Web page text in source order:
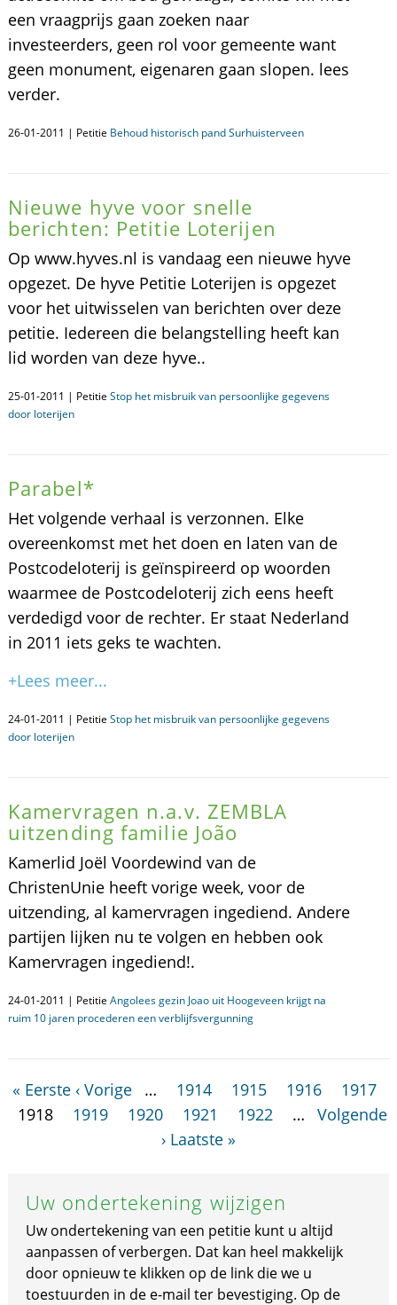
een vraagprijs gaan zoeken naar
investeerders, geen rol voor gemeente want
geen monument, eigenaren gaan slopen. lees
verder.
26-01-2011 | Petitie Behoud historisch pand Surhuisterveen
Nieuwe hyve voor snelle
berichten: Petitie Loterijen
Op www.hyves.nl is vandaag een nieuwe hyve
opgezet. De hyve Petitie Loterijen is opgezet
voor het uitwisselen van berichten over deze
petitie. Iedereen die belangstelling heeft kan
lid worden van deze hyve..
25-01-2011 | Petitie Stop het misbruik van persoonlijke gegevens
door loterijen
Parabel*
Het volgende verhaal is verzonnen. Elke
overeenkomst met het doen en laten van de
Postcodeloterij is geïnspireerd op woorden
waarmee de Postcodeloterij zich eens heeft
verdedigd voor de rechter. Er staat Nederland
in 2011 iets geks te wachten.
+Lees meer...
24-01-2011 | Petitie Stop het misbruik van persoonlijke gegevens
door loterijen
Kamervragen n.a.v. ZEMBLA
uitzending familie João
Kamerlid Joël Voordewind van de
ChristenUnie heeft vorige week, voor de
uitzending, al kamervragen ingediend. Andere
partijen lijken nu te volgen en hebben ook
Kamervragen ingediend!.
24-01-2011 | Petitie Angolees gezin Joao uit Hoogeveen krijgt na
ruim 10 jaren procederen een verblijfsvergunning
« Eerste ‹ Vorige … 1914 1915 1916
1917
1918
1919 1920 1921 1922 …
Volgende
› Laatste »
Uw ondertekening wijzigen
Uw ondertekening van een petitie kunt u altijd
aanpassen of verbergen. Dat kan heel makkelijk
door opnieuw te klikken op de link die we u
toestuurden in de e-mail ter bevestiging. Op de